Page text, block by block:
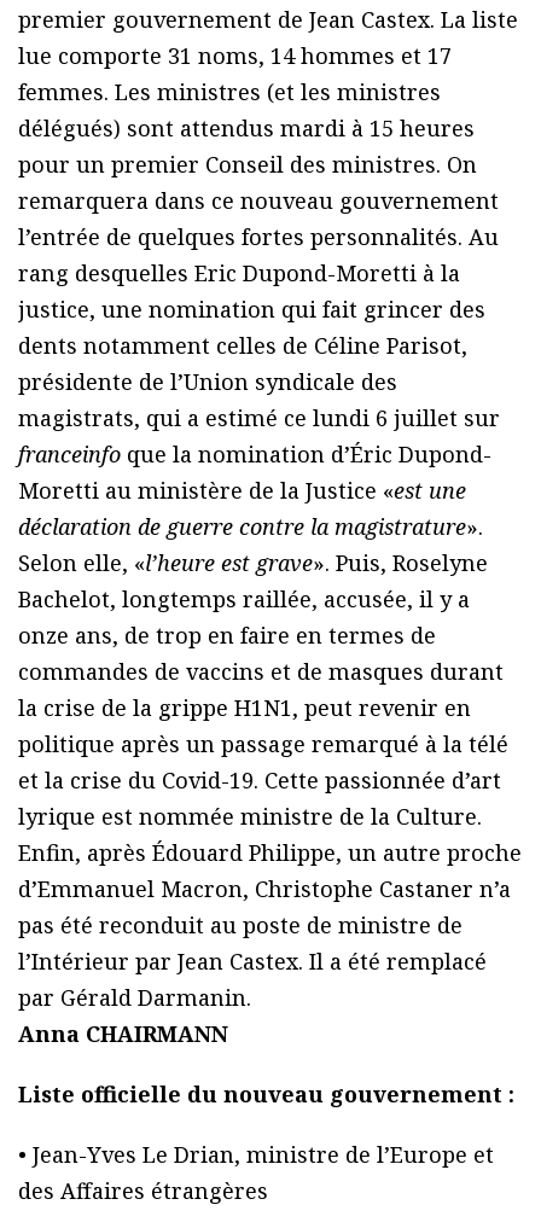
premier gouvernement de Jean Castex. La liste
lue comporte 31 noms, 14 hommes et 17
femmes. Les ministres (et les ministres
délégués) sont attendus mardi à 15 heures
pour un premier Conseil des ministres. On
remarquera dans ce nouveau gouvernement
l’entrée de quelques fortes personnalités. Au
rang desquelles Eric Dupond-Moretti à la
justice, une nomination qui fait grincer des
dents notamment celles de Céline Parisot,
présidente de l’Union syndicale des
magistrats, qui a estimé ce lundi 6 juillet sur
franceinfo que la nomination d’Éric Dupond-
Moretti au ministère de la Justice «est une
déclaration de guerre contre la magistrature».
Selon elle, «l’heure est grave». Puis, Roselyne
Bachelot, longtemps raillée, accusée, il y a
onze ans, de trop en faire en termes de
commandes de vaccins et de masques durant
la crise de la grippe H1N1, peut revenir en
politique après un passage remarqué à la télé
et la crise du Covid-19. Cette passionnée d’art
lyrique est nommée ministre de la Culture.
Enfin, après Édouard Philippe, un autre proche
d’Emmanuel Macron, Christophe Castaner n’a
pas été reconduit au poste de ministre de
l’Intérieur par Jean Castex. Il a été remplacé
par Gérald Darmanin.
Anna CHAIRMANN
Liste officielle du nouveau gouvernement :
• Jean-Yves Le Drian, ministre de l’Europe et
des Affaires étrangères